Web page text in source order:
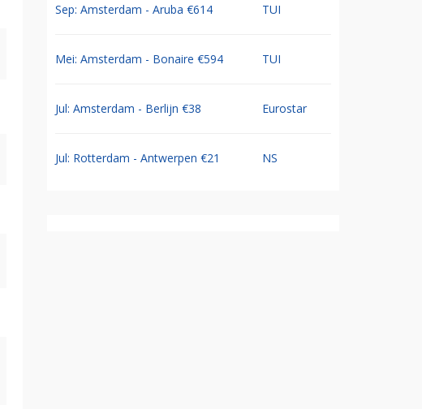
Sep: Amsterdam - Aruba €614 TUI
Mei: Amsterdam - Bonaire €594 TUI
Jul: Amsterdam - Berlijn €38 Eurostar
Jul: Rotterdam - Antwerpen €21 NS